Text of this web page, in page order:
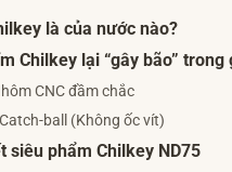
là của nước nào?
Chilkey lại “gây bão” trong
CNC đầm chắc
ball (Không ốc vít)
siêu phẩm Chilkey ND75